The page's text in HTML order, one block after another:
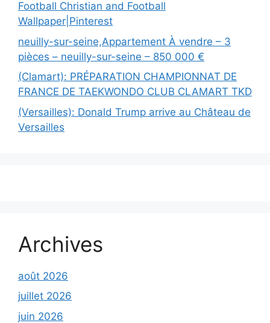
Football Christian and Football
Wallpaper|Pinterest
neuilly-sur-seine,Appartement À vendre – 3
pièces – neuilly-sur-seine – 850 000 €
(Clamart): PRÉPARATION CHAMPIONNAT DE
FRANCE DE TAEKWONDO CLUB CLAMART TKD
(Versailles): Donald Trump arrive au Château de
Versailles
Archives
août 2026
juillet 2026
juin 2026